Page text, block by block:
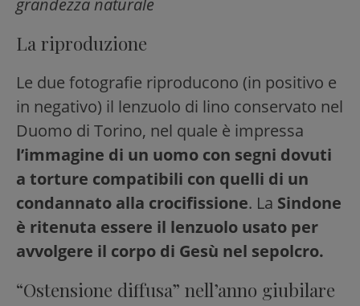
grandezza naturale
La riproduzione
Le due fotografie riproducono (in positivo e
in negativo) il lenzuolo di lino conservato nel
Duomo di Torino, nel quale è impressa
l’immagine di un uomo con segni dovuti
a torture compatibili con quelli di un
condannato alla crocifissione. La Sindone
è ritenuta essere il lenzuolo usato per
avvolgere il corpo di Gesù nel sepolcro.
“Ostensione diffusa” nell’anno giubilare